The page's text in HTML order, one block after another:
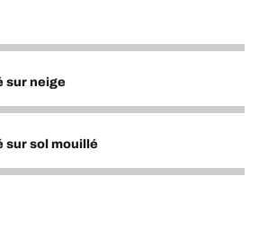
sur neige
sur sol mouillé